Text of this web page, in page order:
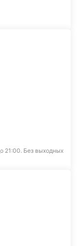
21:00. Без выходных